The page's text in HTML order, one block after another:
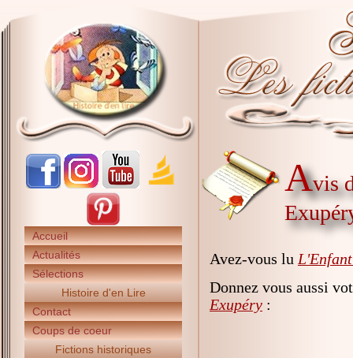
Accueil
Actualités
Sélections
Histoire d'en Lire
Contact
Coups de coeur
Fictions historiques
Avis
Avez-vous lu
Donnez vous aussi
Exupéry :